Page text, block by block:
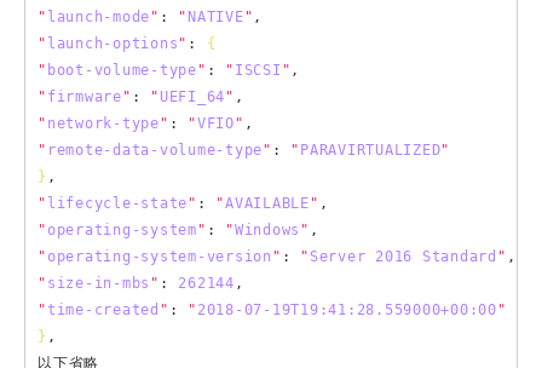
" launch-mode " : "NATIVE "
" launch-options " :
{
" boot-volume-type " : " ISCSI "
" firmware " : " UEFI_64 "
" network-type " : "VFIO "
" remote-data-volume-type " : " PARAVIRTUALIZED"
}
" lifecycle-state " : "AVAILABLE "
" operating-system " : "Windows "
" operating-system-version " : " Server 2016 Standard "
" size-in-mbs " : 262144
"time-created " : " 2018-07-19T19:41:28.559000+00:00 "
} ,